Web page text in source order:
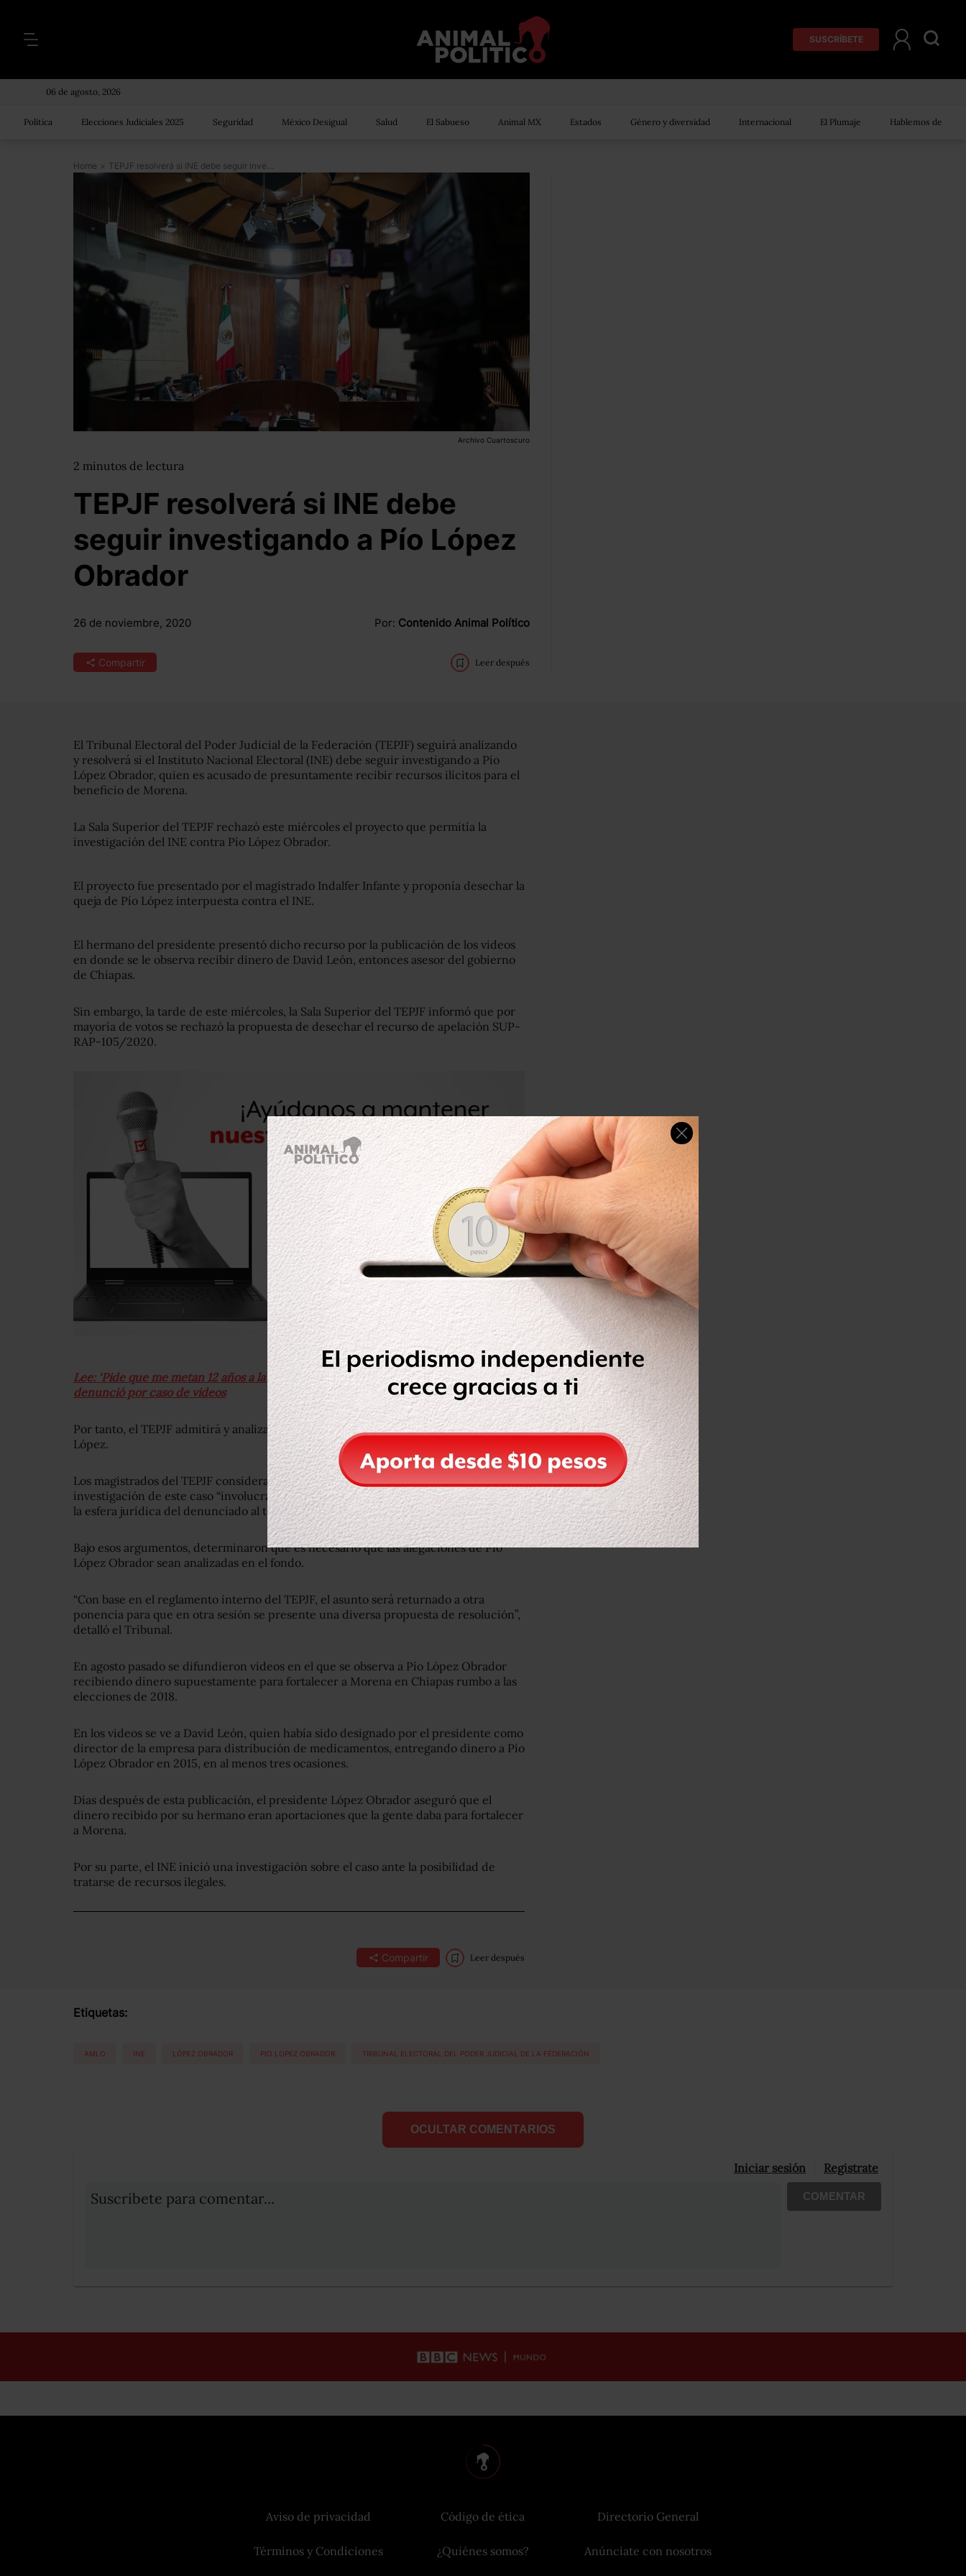
SUSCRÍBETE
06 de agosto, 2026
Política Elecciones Judiciales 2025 Seguridad México Desigual Salud El Sabueso Animal MX Estados Género y diversidad Internacional El Plumaje Hablemos de
Home > TEPJF resolverá si INE debe seguir investigando a Pío López Obrador
Archivo Cuartoscuro
2 minutos de lectura
TEPJF resolverá si INE debe
seguir investigando a Pío López
Obrador
26 de noviembre, 2020 Por: Contenido Animal Político
Compartir Leer después
El Tribunal Electoral del Poder Judicial de la Federación (TEPJF) seguirá analizando
y resolverá si el Instituto Nacional Electoral (INE) debe seguir investigando a Pío
López Obrador, quien es acusado de presuntamente recibir recursos ilícitos para el
beneficio de Morena.
La Sala Superior del TEPJF rechazó este miércoles el proyecto que permitía la
investigación del INE contra Pío López Obrador.
El proyecto fue presentado por el magistrado Indalfer Infante y proponía desechar la
queja de Pío López interpuesta contra el INE.
El hermano del presidente presentó dicho recurso por la publicación de los videos
en donde se le observa recibir dinero de David León, entonces asesor del gobierno
de Chiapas.
Sin embargo, la tarde de este miércoles, la Sala Superior del TEPJF informó que por
mayoría de votos se rechazó la propuesta de desechar el recurso de apelación SUP-
RAP-105/2020.
Lee: ‘Pide que me metan 12 años a la cárcel’: Loret dice que hermano de AMLO lo
denunció por caso de videos
Por tanto, el TEPJF admitirá y analizará el fondo del recurso presentado por Pío
López.
Los magistrados del TEPJF consideraron que los acuerdos del INE en torno a la
investigación de este caso “involucraban actos intraprocesales que sí impactaban en
la esfera jurídica del denunciado al trastocar sus derechos”.
Bajo esos argumentos, determinaron que es necesario que las alegaciones de Pío
López Obrador sean analizadas en el fondo.
“Con base en el reglamento interno del TEPJF, el asunto será returnado a otra
ponencia para que en otra sesión se presente una diversa propuesta de resolución”,
detalló el Tribunal.
En agosto pasado se difundieron videos en el que se observa a Pío López Obrador
recibiendo dinero supuestamente para fortalecer a Morena en Chiapas rumbo a las
elecciones de 2018.
En los videos se ve a David León, quien había sido designado por el presidente como
director de la empresa para distribución de medicamentos, entregando dinero a Pío
López Obrador en 2015, en al menos tres ocasiones.
Días después de esta publicación, el presidente López Obrador aseguró que el
dinero recibido por su hermano eran aportaciones que la gente daba para fortalecer
a Morena.
Por su parte, el INE inició una investigación sobre el caso ante la posibilidad de
tratarse de recursos ilegales.
Compartir Leer después
Etiquetas:
AMLO INE LÓPEZ OBRADOR PIO LOPEZ OBRADOR TRIBUNAL ELECTORAL DEL PODER JUDICIAL DE LA FEDERACIÓN
OCULTAR COMENTARIOS
Iniciar sesión Registrate
Suscribete para comentar... COMENTAR
Aviso de privacidad
Términos y Condiciones
Código de ética
¿Quiénes somos?
Directorio General
Anúnciate con nosotros